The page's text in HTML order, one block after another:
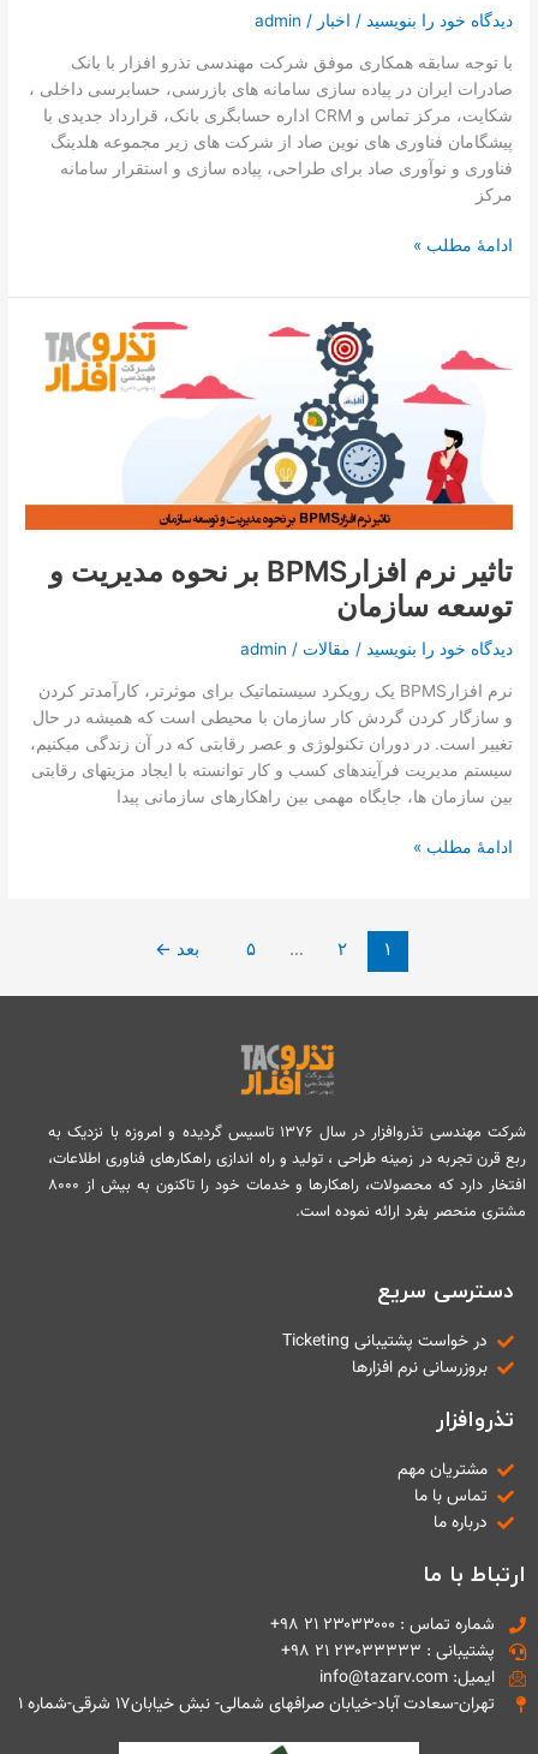
دیدگاه‌ خود را بنویسید / اخبار /
admin
با توجه سابقه همکاری موفق شرکت مهندسی تذرو افزار با بانک
صادرات ایران در پیاده سازی سامانه های بازرسی، حسابرسی داخلی ،
شکایت، مرکز تماس و CRM اداره حسابگری بانک، قرارداد جدیدی با
پیشگامان فناوری های نوین صاد از شرکت های زیر مجموعه هلدینگ
فناوری و نوآوری صاد برای طراحی، پیاده سازی و استقرار سامانه
مرکز
صادرات
(09602)
ادامۀ مطلب »
تاثیر نرم افزارBPMS بر نحوه مدیریت و
توسعه سازمان
دیدگاه‌ خود را بنویسید / مقالات /
admin
نرم افزارBPMS یک رویکرد سیستماتیک برای موثرتر، کارآمدتر کردن
و سازگار کردن گردش کار سازمان با محیطی است که همیشه در حال
تغییر است. در دوران تکنولوژی و عصر رقابتی که در آن زندگی میکنیم،
سیستم مدیریت فرآیندهای کسب و کار توانسته با ایجاد مزیت­های رقابتی
بین سازمان ها، جایگاه مهمی بین راهکارهای سازمانی پیدا
نرم
افزارBPMS
مدیریت
ادامۀ مطلب »
۱ ۲ … ۵ بعد ←
شرکت مهندسی تذروافزار در سال ۱۳۷۶ تاسیس گردیده و امروزه با نزدیک به
ربع قرن تجربه در زمینه طراحی ، تولید و راه اندازی راهکارهای فناوری اطلاعات،
افتخار دارد که محصولات، راهکارها و خدمات خود را تاکنون به بیش از ۸۰۰۰
مشتری منحصر بفرد ارائه نموده است.
دسترسی سریع
در خواست پشتیبانی Ticketing
بروزرسانی نرم افزارها
تذروافزار
مشتریان مهم
تماس با ما
درباره ما
ارتباط با ما
شماره تماس : ۲۳۰۳۳۰۰۰ ۲۱ ۹۸+
پشتیبانی : ۲۳۰۳۳۳۳۳ ۲۱ ۹۸+
ایمیل: info@tazarv.com
تهران-سعادت آباد-خیابان صرافهای شمالی- نبش خیابان۱۷ شرقی-شماره ۱